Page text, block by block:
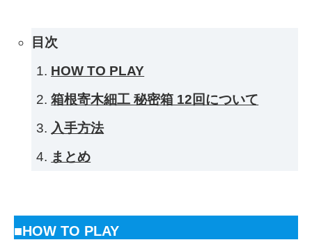
目次
HOW TO PLAY
箱根寄木細工 秘密箱 12回について
入手方法
まとめ
■HOW TO PLAY